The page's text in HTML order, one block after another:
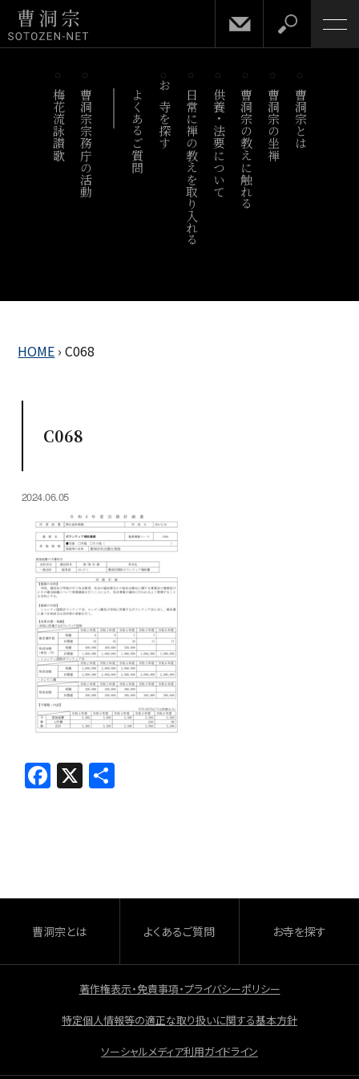
梅花流詠讃歌 曹洞宗宗務庁の活動 よくあるご質問 お寺を探す 日常に禅の教えを取り入れる供養・法要について曹洞宗の教えに触れる 曹洞宗の坐禅 曹洞宗とは
HOME › C068
C068
2024.06.05
F
a
o
o
k
X 共
曹洞宗とは よくあるご質問 お寺を探す
著作権表示・免責事項・プライバシーポリシー
特定個人情報等の適正な取り扱いに関する基本方針
ソーシャルメディア利用ガイドライン